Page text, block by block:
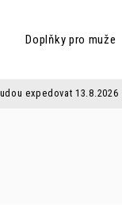
Doplňky pro muže
expedovat 13.8.2026